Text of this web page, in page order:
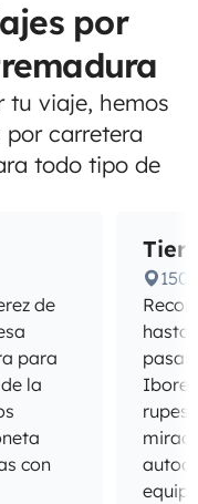
por
tu viaje, hemos
por carretera
todo tipo de
de
para
la
con
150
hasta